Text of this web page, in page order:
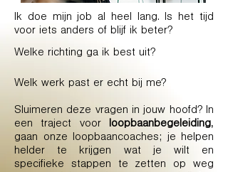
Ik doe mijn job al heel lang. Is het tijd
voor iets anders of blijf ik beter?
Welke richting ga ik best uit?
Welk werk past er echt bij me?
Sluimeren deze vragen in jouw hoofd? In
een traject voor loopbaanbegeleiding,
gaan onze loopbaancoaches; je helpen
helder te krijgen wat je wilt en
specifieke stappen te zetten op weg